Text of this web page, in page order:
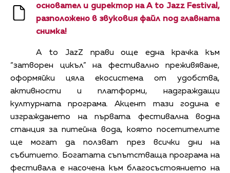
основател и директор на A to Jazz Festival,
разположено в звуковия файл под главната
снимка!
A to JazZ прави още една крачка към
“затворен цикъл” на фестивално преживяване,
оформяйки цяла екосистема от удобства,
активности и платформи, надграждащи
културната програма. Акцент тази година е
изграждането на първата фестивална водна
станция за питейна вода, която посетителите
ще могат да ползват през всички дни на
събитието. Богатата съпътстваща програма на
фестивала е насочена към благосъстоянието на